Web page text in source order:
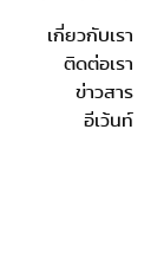
เกี่ยวกับเรา
ติดต่อเรา
ข่าวสาร
อีเว้นท์